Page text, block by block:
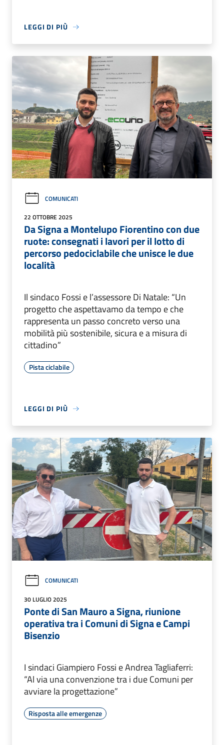
LEGGI DI PIÙ
COMUNICATI
22 OTTOBRE 2025
Da Signa a Montelupo Fiorentino con due
ruote: consegnati i lavori per il lotto di
percorso pedociclabile che unisce le due
località
Il sindaco Fossi e l’assessore Di Natale: “Un
progetto che aspettavamo da tempo e che
rappresenta un passo concreto verso una
mobilità più sostenibile, sicura e a misura di
cittadino”
Pista ciclabile
LEGGI DI PIÙ
COMUNICATI
30 LUGLIO 2025
Ponte di San Mauro a Signa, riunione
operativa tra i Comuni di Signa e Campi
Bisenzio
I sindaci Giampiero Fossi e Andrea Tagliaferri:
“Al via una convenzione tra i due Comuni per
avviare la progettazione”
Risposta alle emergenze